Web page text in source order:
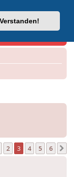
Verstanden!
2 3 4 5 6